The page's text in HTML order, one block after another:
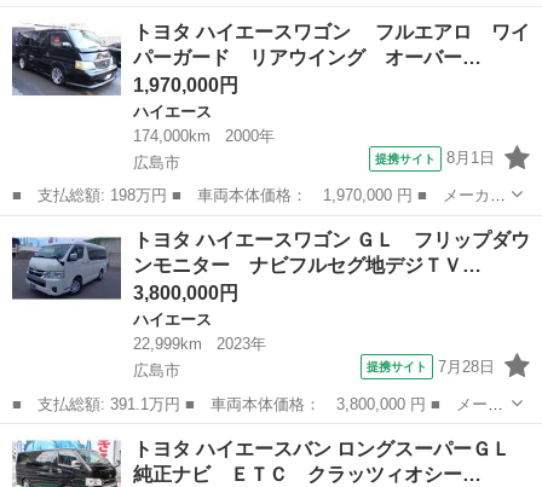
名： トヨタ ■ 車種名： ハイエースバン ■ グレード名： Ｄ
Ｘ ＧＬパッケージ ワンオーナー 衝突被害軽減システム ドライ
ブレコーダー...
広島 ハイエース
トヨタ ハイエースワゴン フルエアロ ワイ
パーガード リアウイング オーバー…
1,970,000円
ハイエース
174,000km
2000年
広島市
提携サイト 8月1日
■ 支払総額: 198万円 ■ 車両本体価格： 1,970,000 円 ■ メーカー
名： トヨタ ■ 車種名： ハイエースワゴン ■ グレード名：
フルエアロ ワイパーガード リアウイング オーバーフェンダー
深リムホイ...
ハイエース
トヨタ ハイエースワゴン ＧＬ フリップダウ
ンモニター ナビフルセグ地デジＴＶ…
3,800,000円
ハイエース
22,999km
2023年
広島市
提携サイト 7月28日
■ 支払総額: 391.1万円 ■ 車両本体価格： 3,800,000 円 ■ メーカ
ー名： トヨタ ■ 車種名： ハイエースワゴン ■ グレード名：
ＧＬ フリップダウンモニター ナビフルセグ地デジＴＶ ワンオー
ナー 左...
広島 広島市 ハイエース
トヨタ ハイエースバン ロングスーパーＧＬ
純正ナビ ＥＴＣ クラッツィオシー…